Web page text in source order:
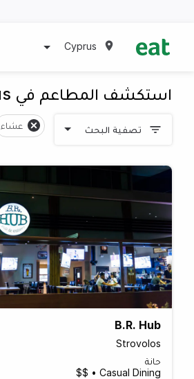
Cyprus
استكشف المطاعم في Cyprus
تصفية البحث عشاء
B.R. Hub
Strovolos
حانة
Casual Dining • $$